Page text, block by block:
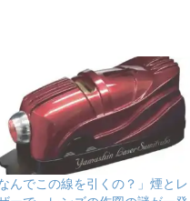
なんでこの線を引くの？」煙とレ